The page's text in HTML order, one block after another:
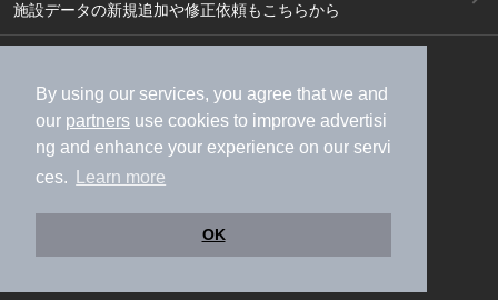
By using our services, you agree that we and
our partners use cookies to improve advertisi
ng and enhance your experience on our servi
ces.
Learn more
OK
施設データの新規追加や修正依頼もこちらから
加盟店募集（資料請求）
広告出稿のご案内
利用規約
ライフスタイルMEMBERS+規約
特定商取引法に基づく表記
ヘルプ
採用情報
運営会社